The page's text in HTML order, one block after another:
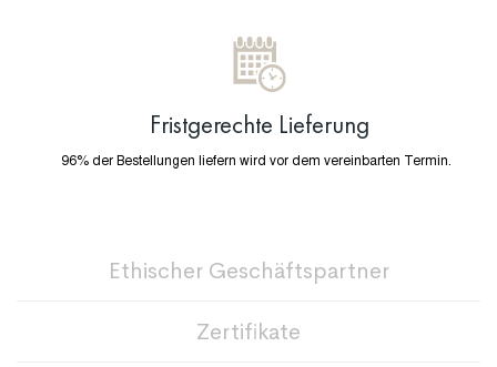
Fristgerechte Lieferung
96% der Bestellungen liefern wird vor dem vereinbarten Termin.
Ethischer Geschäftspartner
Zertifikate